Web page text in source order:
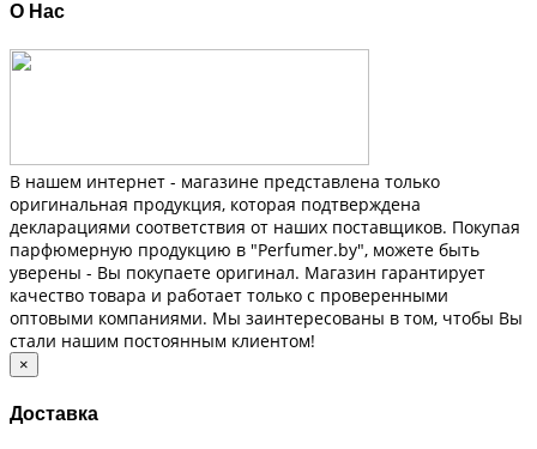
О Нас
В нашем интернет - магазине представлена только
оригинальная продукция, которая подтверждена
декларациями соответствия от наших поставщиков. Покупая
парфюмерную продукцию в "Perfumer.by", можете быть
уверены - Вы покупаете оригинал. Магазин гарантирует
качество товара и работает только с проверенными
оптовыми компаниями. Мы заинтересованы в том, чтобы Вы
стали нашим постоянным клиентом!
×
Доставка